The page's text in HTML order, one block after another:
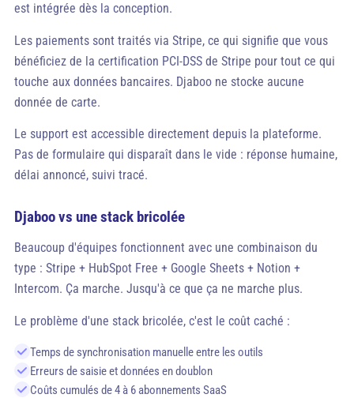
est intégrée dès la conception.
Les paiements sont traités via Stripe, ce qui signifie que vous
bénéficiez de la certification PCI-DSS de Stripe pour tout ce qui
touche aux données bancaires. Djaboo ne stocke aucune
donnée de carte.
Le support est accessible directement depuis la plateforme.
Pas de formulaire qui disparaît dans le vide : réponse humaine,
délai annoncé, suivi tracé.
Djaboo vs une stack bricolée
Beaucoup d'équipes fonctionnent avec une combinaison du
type : Stripe + HubSpot Free + Google Sheets + Notion +
Intercom. Ça marche. Jusqu'à ce que ça ne marche plus.
Le problème d'une stack bricolée, c'est le coût caché :
Temps de synchronisation manuelle entre les outils
Erreurs de saisie et données en doublon
Coûts cumulés de 4 à 6 abonnements SaaS